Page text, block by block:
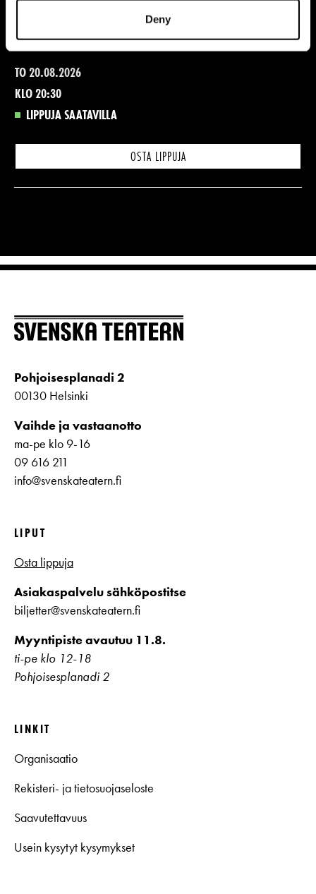
Deny
OSTA LIPPUJA
TO 20.08.2026
KLO 20:30
LIPPUJA SAATAVILLA
OSTA LIPPUJA
Pohjoisesplanadi 2
00130 Helsinki
Vaihde ja vastaanotto
ma-pe klo 9-16
09 616 211
info@svenskateatern.fi
LIPUT
Osta lippuja
Asiakaspalvelu sähköpostitse
biljetter@svenskateatern.fi
Myyntipiste avautuu 11.8.
ti-pe klo 12-18
Pohjoisesplanadi 2
LINKIT
Organisaatio
Rekisteri- ja tietosuojaseloste
Saavutettavuus
Usein kysytyt kysymykset